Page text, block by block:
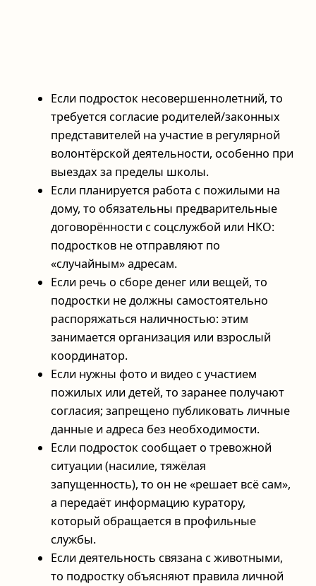
Если подросток несовершеннолетний, то
требуется согласие родителей/законных
представителей на участие в регулярной
волонтёрской деятельности, особенно при
выездах за пределы школы.
Если планируется работа с пожилыми на
дому, то обязательны предварительные
договорённости с соцслужбой или НКО:
подростков не отправляют по
«случайным» адресам.
Если речь о сборе денег или вещей, то
подростки не должны самостоятельно
распоряжаться наличностью: этим
занимается организация или взрослый
координатор.
Если нужны фото и видео с участием
пожилых или детей, то заранее получают
согласия; запрещено публиковать личные
данные и адреса без необходимости.
Если подросток сообщает о тревожной
ситуации (насилие, тяжёлая
запущенность), то он не «решает всё сам»,
а передаёт информацию куратору,
который обращается в профильные
службы.
Если деятельность связана с животными,
то подростку объясняют правила личной